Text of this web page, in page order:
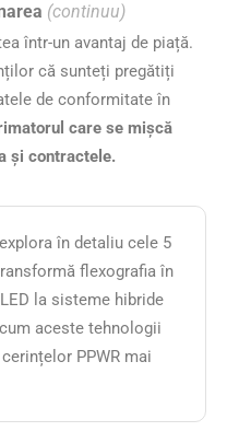
(continuu)
într-un avantaj de piață.
că sunteți pregătiți
de conformitate în
care se mișcă
și contractele.
în detaliu cele 5
flexografia în
la sisteme hibride
aceste tehnologii
PPWR mai